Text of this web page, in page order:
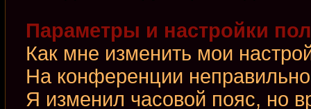
Параметры и настройки
Как мне изменить мои
На конференции
Я изменил часовой пояс, но